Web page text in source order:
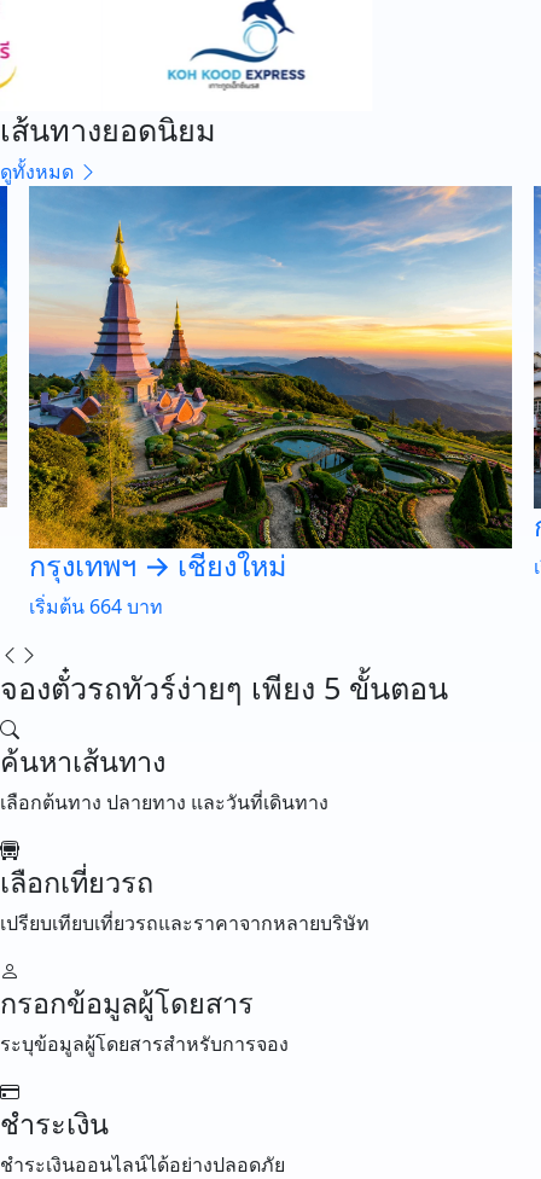
เส้นทางยอดนิยม
ดูทั้งหมด
กรุงเทพฯ → เชียงใหม่
เริ่มต้น 664 บาท
จองตั๋วรถทัวร์ง่ายๆ เพียง 5 ขั้นตอน
ค้นหาเส้นทาง
เลือกต้นทาง ปลายทาง และวันที่เดินทาง
เลือกเที่ยวรถ
เปรียบเทียบเที่ยวรถและราคาจากหลายบริษัท
กรอกข้อมูลผู้โดยสาร
ระบุข้อมูลผู้โดยสารสำหรับการจอง
ชำระเงิน
ชำระเงินออนไลน์ได้อย่างปลอดภัย